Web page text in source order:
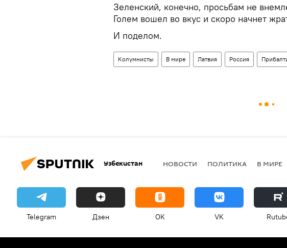
Зеленский, конечно, просьбам не
Голем вошел во вкус и скоро начнет
И поделом.
Колумнисты В мире Латвия Россия
Узбекистан НОВОСТИ ПОЛИТИКА В МИРЕ
Telegram Дзен OK VK